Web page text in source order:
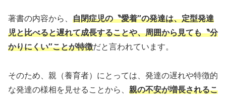
著書の内容から、 自閉症児の〝愛着″の発達は、定型発達
児と比べると遅れて成長することや、周囲から見ても〝分
かりにくい″ことが特徴だと言われています。
そのため、親（養育者）にとっては、発達の遅れや特徴的
な発達の様相を見せることから、 親の不安が増長されるこ